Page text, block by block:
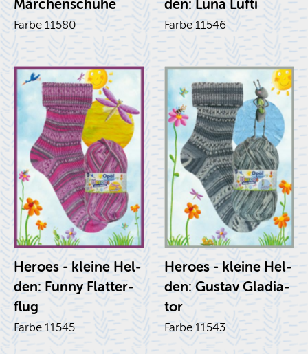
Mär­chen­schu­he
Farbe 11580
den: Luna Lufti
Farbe 11546
He­roes - klei­ne Hel­
den: Funny Flat­ter­
flug
Farbe 11545
He­roes - klei­ne Hel­
den: Gus­tav Gla­dia­
tor
Farbe 11543